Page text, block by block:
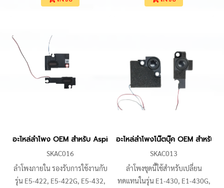
ใช้งานร่วมกับรหัสอะไหล่
ออกแบบมาตรงตามตำแหน่งยึด
น็อตเดิมในเครื่องรุ่นที่ระบุ แก้ไข
อาการลำโพงแตก เสียงไม่ดัง หรือ
เสียงขาดหาย
ลำโพงเดิมในเครื่องซีรีส์นี้ มาพร้อม
ปัญหาเสียงแตก เสียงเบา หรือ
ลำโพงไม่ทำงานในรุ่นที่ระบุข้างต้น
อะไหล่ลำโพง OEM สำหรับ Aspire E5-473 E5-474 E5-422 E5-
SKAC016
ลำโพงภายใน รองรับการใช้งานกับ
รุ่น E5-422, E5-422G, E5-432,
อะไหล่ลำโพงโน๊ตบุ๊ค OEM สำหรั
SKAC013
ลำโพงชุดนี้ใช้สำหรับเปลี่ยน
ทดแทนในรุ่น E1-430, E1-430G,